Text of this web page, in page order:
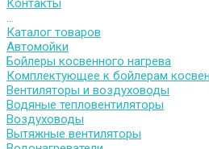
Контакты
...
Каталог товаров
Автомойки
Бойлеры косвенного нагрева
Комплектующее к бойлерам
Вентиляторы и воздуховоды
Водяные тепловентиляторы
Воздуховоды
Вытяжные вентиляторы